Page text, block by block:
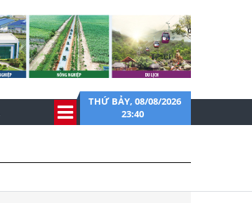
THỨ BẢY, 08/08/2026
23:40